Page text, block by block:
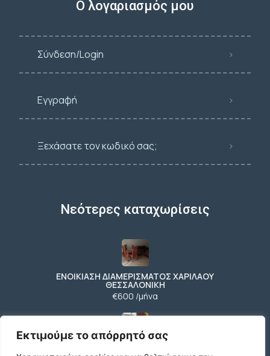
Εκτιμούμε το απόρρητό σας
Ο λογαριασμός μου
Σύνδεση/Login
Εγγραφή
Ξεχάσατε τον κωδικό σας;
Νεότερες καταχωρίσεις
ΕΝΟΙΚΙΑΣΗ ΔΙΑΜΕΡΙΣΜΑΤΟΣ ΧΑΡΙΛΑΟΥ
ΘΕΣΣΑΛΟΝΙΚΗ
€600 /μήνα